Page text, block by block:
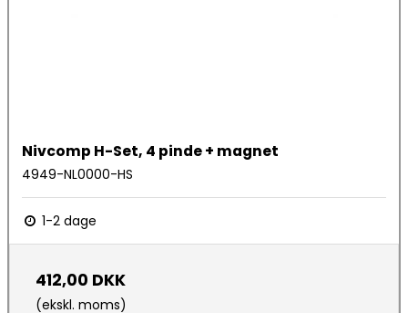
Nivcomp H-Set, 4 pinde + magnet
4949-NL0000-HS
1-2 dage
412,00 DKK
(ekskl. moms)